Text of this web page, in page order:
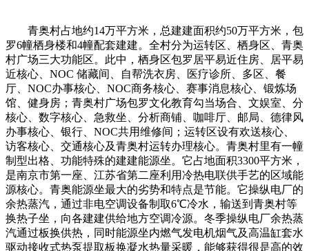
青奥村占地约14万平方米，总建建面积约50万平方米，包
罗6幢栖身楼和4幢配套建建。全村分为运转区、栖身区、青奥
村广场三大功能区。此中，栖身区包罗居平易近住房、居平易
近核心、NOC 储藏间、自帮洗衣房、医疗诊所、多区、餐
厅、NOC办事核心、NOC商务核心、赛事消息核心、锻炼场
馆、健身房；青奥村广场包罗文化教育勾当场合、文娱室、分
核心、数字核心、急救坐、分析商铺、咖啡厅、邮局、德律风
办事核心、银行、NOC共用维修间；运转区设有欢送核心、
访客核心、交通核心及青奥村运转办理核心。青奥村里有一幢
制型出格、功能特殊的建建能源坐。它占地面积3300平方米，
是南京市第一座、江苏省第二座利用冷热电联供手艺的区域能
源核心。青奥能源坐最大的劣势和特点是节能。它操纵电厂的
余热蒸汽，通过非电空调设备制取6℃冷水，输送到青奥村等
换热子坐，向各建建供给地方空调冷源。冬季操纵电厂余热蒸
汽通过板换供热，同时能源坐内燃气发电机烟气及高温缸套水
驱动接收式热泵提取板换凝水热量采暖，能够获得很是高的效